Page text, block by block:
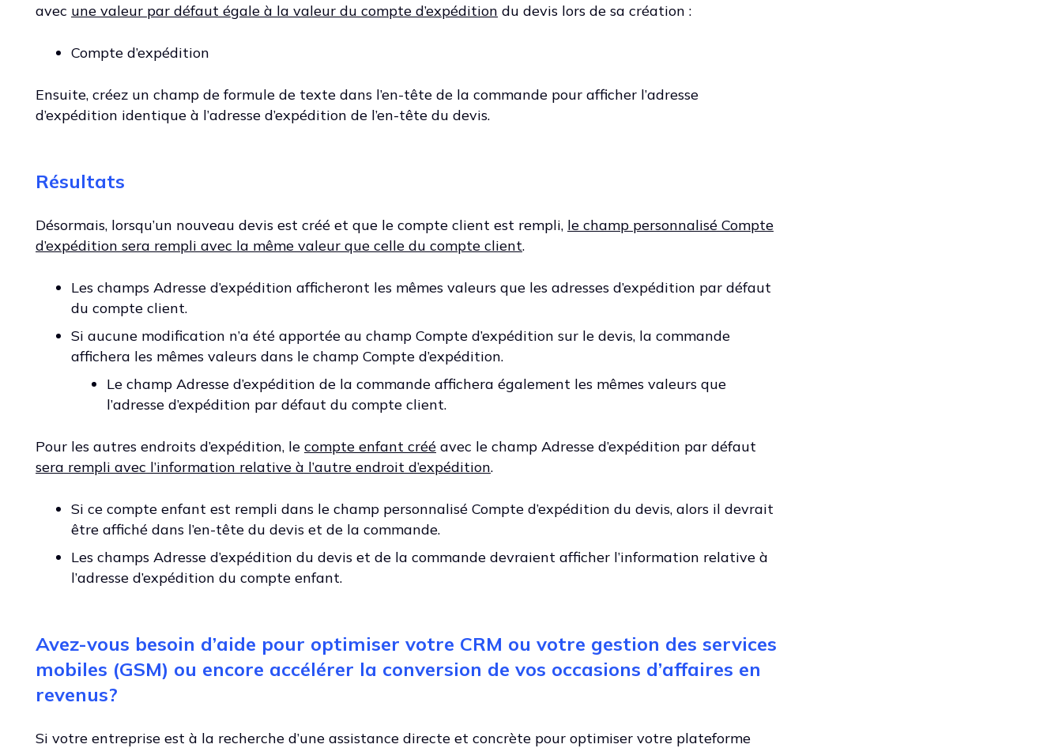
avec une valeur par défaut égale à la valeur du compte d’expédition du devis lors de sa création :
Compte d’expédition
Ensuite, créez un champ de formule de texte dans l’en-tête de la commande pour afficher l’adresse
d’expédition identique à l’adresse d’expédition de l’en-tête du devis.
Résultats
Désormais, lorsqu’un nouveau devis est créé et que le compte client est rempli, le champ personnalisé Compte
d’expédition sera rempli avec la même valeur que celle du compte client.
Les champs Adresse d’expédition afficheront les mêmes valeurs que les adresses d’expédition par défaut
du compte client.
Si aucune modification n’a été apportée au champ Compte d’expédition sur le devis, la commande
affichera les mêmes valeurs dans le champ Compte d’expédition.
Le champ Adresse d’expédition de la commande affichera également les mêmes valeurs que
l’adresse d’expédition par défaut du compte client.
Pour les autres endroits d’expédition, le compte enfant créé avec le champ Adresse d’expédition par défaut
sera rempli avec l’information relative à l’autre endroit d’expédition.
Si ce compte enfant est rempli dans le champ personnalisé Compte d’expédition du devis, alors il devrait
être affiché dans l’en-tête du devis et de la commande.
Les champs Adresse d’expédition du devis et de la commande devraient afficher l’information relative à
l’adresse d’expédition du compte enfant.
Avez-vous besoin d’aide pour optimiser votre CRM ou votre gestion des services
mobiles (GSM) ou encore accélérer la conversion de vos occasions d’affaires en
revenus?
Si votre entreprise est à la recherche d’une assistance directe et concrète pour optimiser votre plateforme